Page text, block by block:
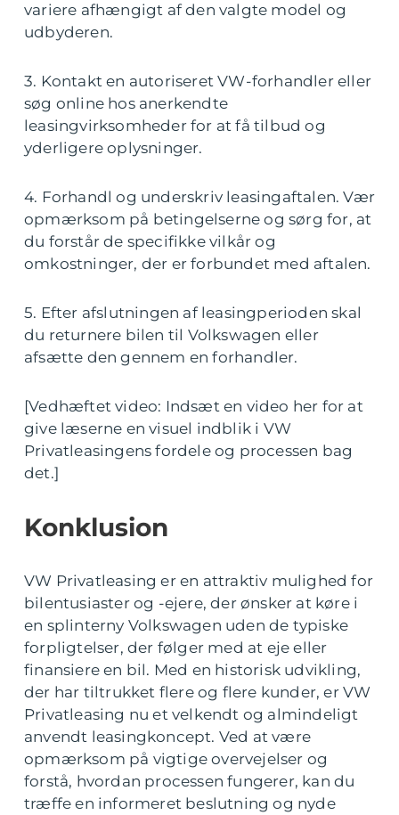
variere afhængigt af den valgte model og
udbyderen.
3. Kontakt en autoriseret VW-forhandler eller
søg online hos anerkendte
leasingvirksomheder for at få tilbud og
yderligere oplysninger.
4. Forhandl og underskriv leasingaftalen. Vær
opmærksom på betingelserne og sørg for, at
du forstår de specifikke vilkår og
omkostninger, der er forbundet med aftalen.
5. Efter afslutningen af leasingperioden skal
du returnere bilen til Volkswagen eller
afsætte den gennem en forhandler.
[Vedhæftet video: Indsæt en video her for at
give læserne en visuel indblik i VW
Privatleasingens fordele og processen bag
det.]
Konklusion
VW Privatleasing er en attraktiv mulighed for
bilentusiaster og -ejere, der ønsker at køre i
en splinterny Volkswagen uden de typiske
forpligtelser, der følger med at eje eller
finansiere en bil. Med en historisk udvikling,
der har tiltrukket flere og flere kunder, er VW
Privatleasing nu et velkendt og almindeligt
anvendt leasingkoncept. Ved at være
opmærksom på vigtige overvejelser og
forstå, hvordan processen fungerer, kan du
træffe en informeret beslutning og nyde